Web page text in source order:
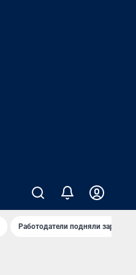
Работодатели подняли